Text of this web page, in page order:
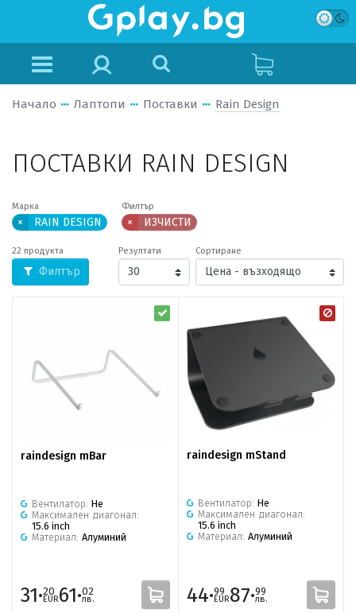
Начало Лаптопи Поставки Rain Design
ПОСТАВКИ RAIN DESIGN
Марка
× RAIN DESIGN
Филтър
× ИЗЧИСТИ
22 продукта
Филтър
Резултати Сортиране
raindesign mBar
Вентилатор: Не
Максимален диагонал:
15.6 inch
Материал: Алуминий
31·20
EUR61·02
лв.
raindesign mStand
Вентилатор: Не
Максимален диагонал:
15.6 inch
Материал: Алуминий
44·99
EUR87·99
лв.